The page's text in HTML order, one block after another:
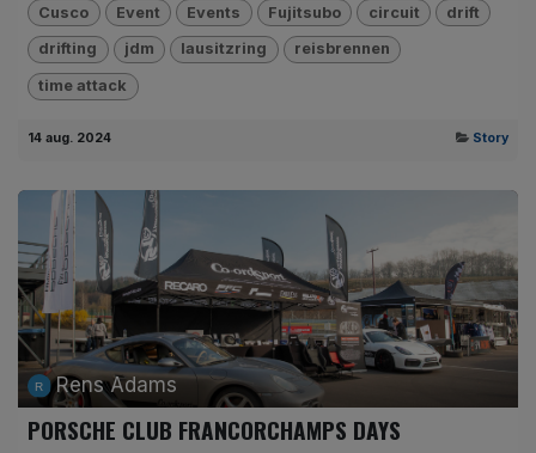
Cusco Event Events Fujitsubo circuit drift
drifting jdm lausitzring reisbrennen
time attack
14 aug. 2024 Story
Rens Adams
PORSCHE CLUB FRANCORCHAMPS DAYS